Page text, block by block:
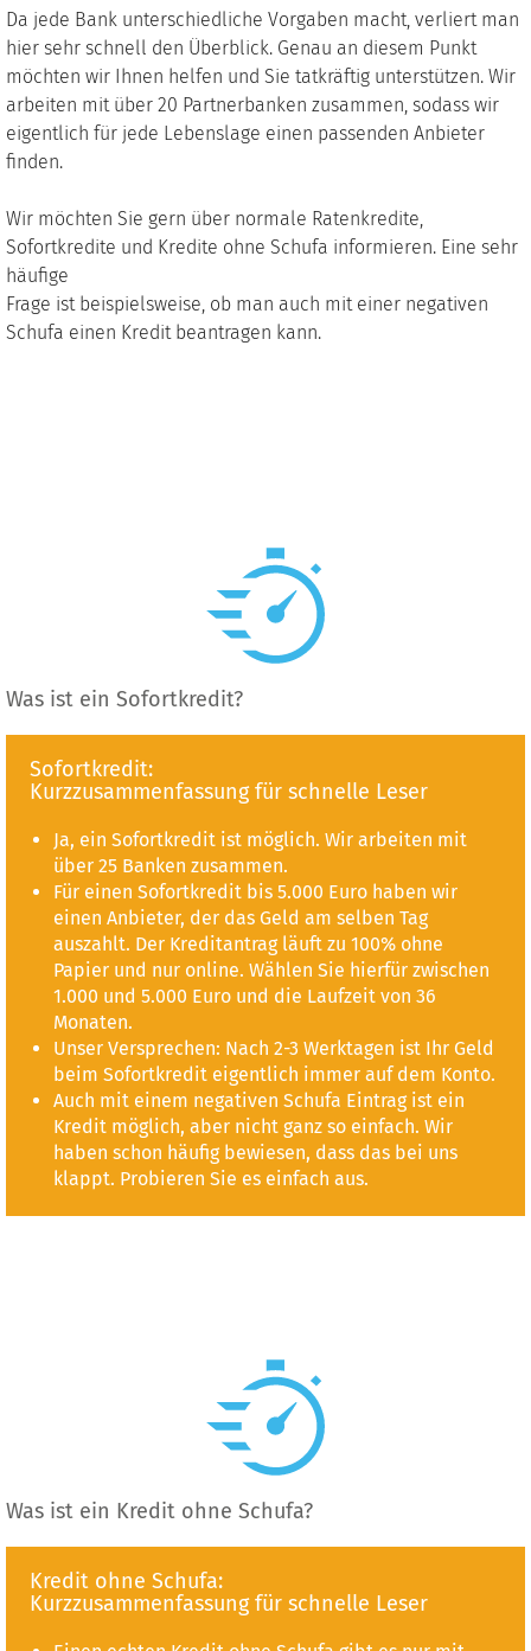
Da jede Bank unterschiedliche Vorgaben macht, verliert man
hier sehr schnell den Überblick. Genau an diesem Punkt
möchten wir Ihnen helfen und Sie tatkräftig unterstützen. Wir
arbeiten mit über 20 Partnerbanken zusammen, sodass wir
eigentlich für jede Lebenslage einen passenden Anbieter
finden.
Wir möchten Sie gern über normale Ratenkredite,
Sofortkredite und Kredite ohne Schufa informieren. Eine sehr
häufige
Frage ist beispielsweise, ob man auch mit einer negativen
Schufa einen Kredit beantragen kann.
Was ist ein Sofortkredit?
Sofortkredit:
Kurzzusammenfassung für schnelle Leser
Ja, ein Sofortkredit ist möglich. Wir arbeiten mit
über 25 Banken zusammen.
Für einen Sofortkredit bis 5.000 Euro haben wir
einen Anbieter, der das Geld am selben Tag
auszahlt. Der Kreditantrag läuft zu 100% ohne
Papier und nur online. Wählen Sie hierfür zwischen
1.000 und 5.000 Euro und die Laufzeit von 36
Monaten.
Unser Versprechen: Nach 2-3 Werktagen ist Ihr Geld
beim Sofortkredit eigentlich immer auf dem Konto.
Auch mit einem negativen Schufa Eintrag ist ein
Kredit möglich, aber nicht ganz so einfach. Wir
haben schon häufig bewiesen, dass das bei uns
klappt. Probieren Sie es einfach aus.
Was ist ein Kredit ohne Schufa?
Kredit ohne Schufa:
Kurzzusammenfassung für schnelle Leser